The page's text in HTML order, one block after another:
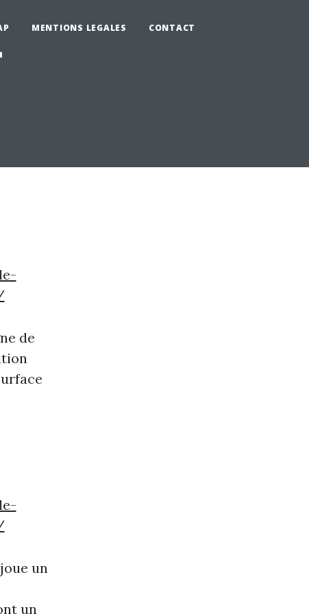
MENTIONS LEGALES CONTACT
de
un
un